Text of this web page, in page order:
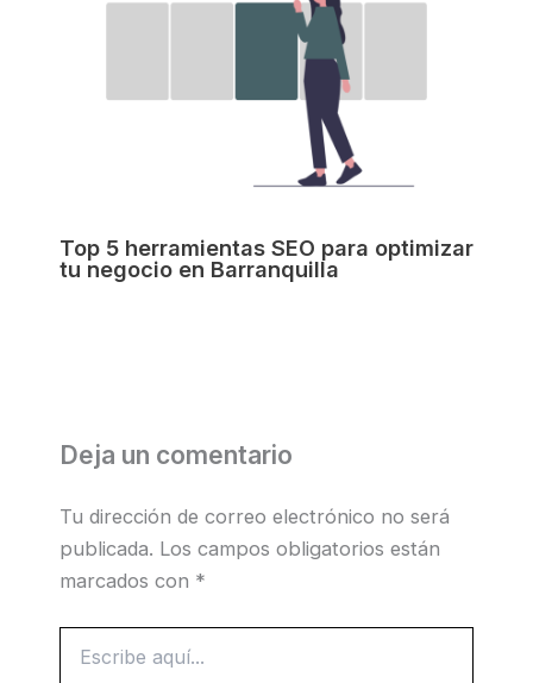
Top 5 herramientas SEO para optimizar
tu negocio en Barranquilla
Deja un comentario
Tu dirección de correo electrónico no será
publicada. Los campos obligatorios están
marcados con *
aquí...